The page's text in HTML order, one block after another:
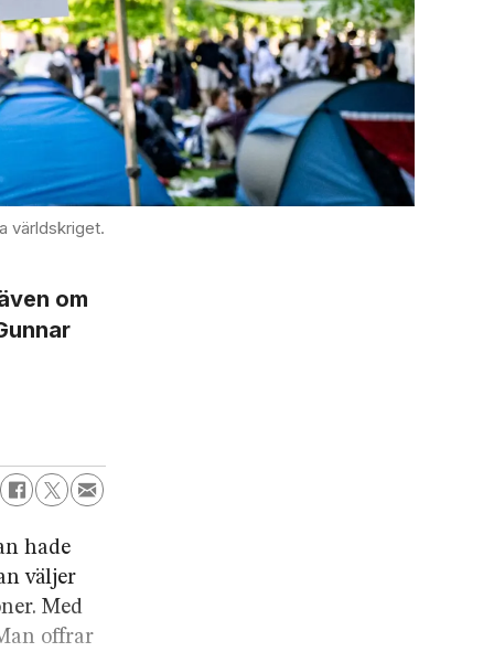
världskriget.
om
hade
väljer
Med
offrar